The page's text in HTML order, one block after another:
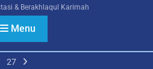
& Berakhlaqul Karimah
Menu
27